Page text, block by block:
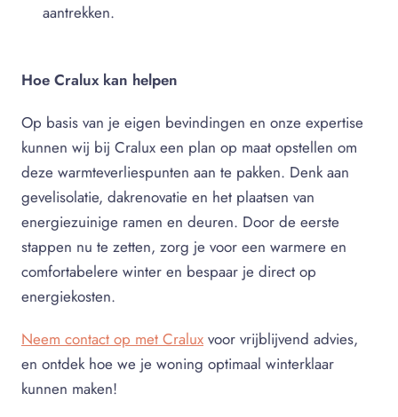
aantrekken.
Hoe Cralux kan helpen
Op basis van je eigen bevindingen en onze expertise
kunnen wij bij Cralux een plan op maat opstellen om
deze warmteverliespunten aan te pakken. Denk aan
gevelisolatie, dakrenovatie en het plaatsen van
energiezuinige ramen en deuren. Door de eerste
stappen nu te zetten, zorg je voor een warmere en
comfortabelere winter en bespaar je direct op
energiekosten.
Neem contact op met Cralux voor vrijblijvend advies,
en ontdek hoe we je woning optimaal winterklaar
kunnen maken!